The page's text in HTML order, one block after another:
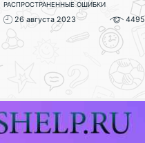
РАСПРОСТРАНЕННЫЕ ОШИБКИ
26 августа 2023 4495